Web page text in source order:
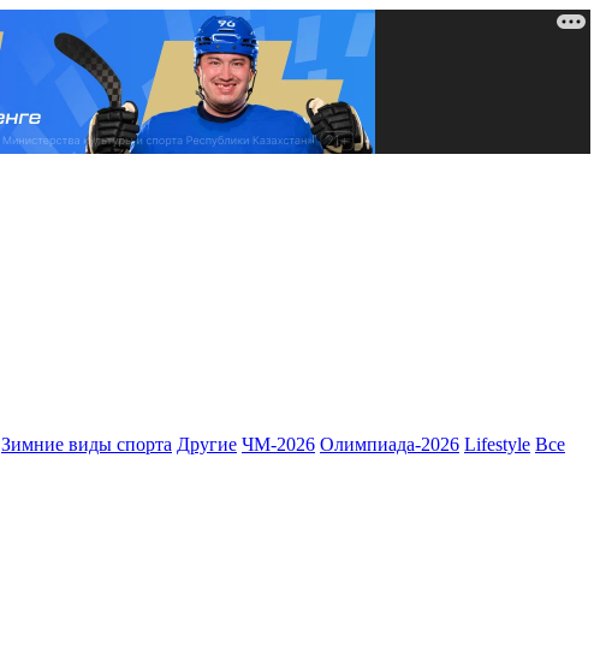
Зимние виды спорта Другие ЧМ-2026 Олимпиада-2026 Lifestyle Все